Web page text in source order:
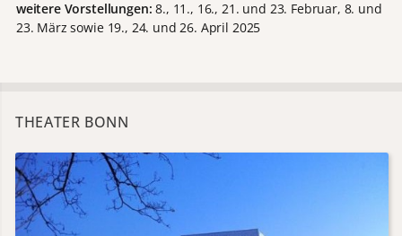
weitere Vorstellungen:8., 11., 16., 21. und 23. Februar, 8. und
23. März sowie 19., 24. und 26. April 2025
THEATER BONN